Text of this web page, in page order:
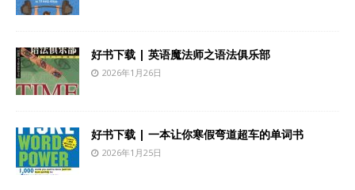
好书下载 | 英语魔法师之语法俱乐部
2026年1月26日
好书下载 | 一本让你寒假弯道超车的单词书
2026年1月25日